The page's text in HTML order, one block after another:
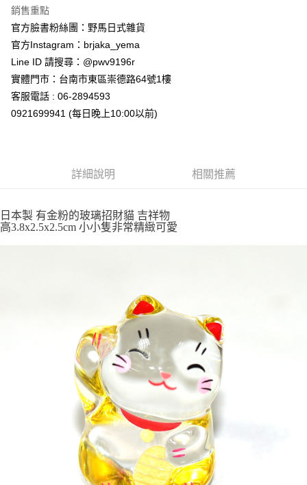
臺灣中小企業銀行
匯豐（台灣）商業銀行
聯邦商業銀行
元大商業銀行
台新國際商業銀行
中國信託商業銀行
台灣樂天信用卡公司
Apple Pay
街口支付
悠遊付
Google Pay
ATM付款
付款後全家取貨
每筆NT$65，滿NT$999(含以上)免運費
每筆NT$65，滿NT$999(含以上)免運費
每筆NT$100，滿NT$999(含以上)免運費
銷售重點
官方臉書粉絲團：野馬日式雜貨
官方Instagram：brjaka_yema
Line ID 請搜尋：@pwv9196r
實體門市：台南市東區崇德路64號1樓
客服電話 : 06-2894593
0921699941 (每日晚上10:00以前)
詳細說明 相關推薦
日本製 有金粉的玻璃招財貓 吉祥物
高3.8x2.5x2.5cm 小小隻非常精緻可愛